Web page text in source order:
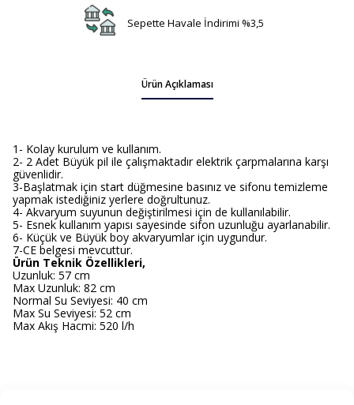
Sepette Havale İndirimi %3,5
Ürün Açıklaması
1- Kolay kurulum ve kullanım.
2- 2 Adet Büyük pil ile çalışmaktadır elektrik çarpmalarına karşı
güvenlidir.
3-Başlatmak için start düğmesine basınız ve sifonu temizleme
yapmak istediğiniz yerlere doğrultunuz.
4- Akvaryum suyunun değiştirilmesi için de kullanılabilir.
5- Esnek kullanım yapısı sayesinde sifon uzunluğu ayarlanabilir.
6- Küçük ve Büyük boy akvaryumlar için uygundur.
7-CE belgesi mevcuttur.
Ürün Teknik Özellikleri,
Uzunluk: 57 cm
Max Uzunluk: 82 cm
Normal Su Seviyesi: 40 cm
Max Su Seviyesi: 52 cm
Max Akış Hacmi: 520 l/h